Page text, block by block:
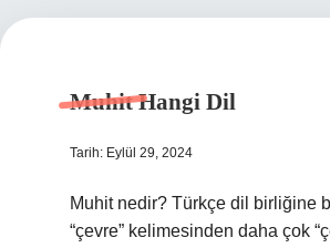
Muhit Hangi Dil
Tarih: Eylül 29, 2024
Muhit nedir? Türkçe dil birliğine
“çevre” kelimesinden daha çok